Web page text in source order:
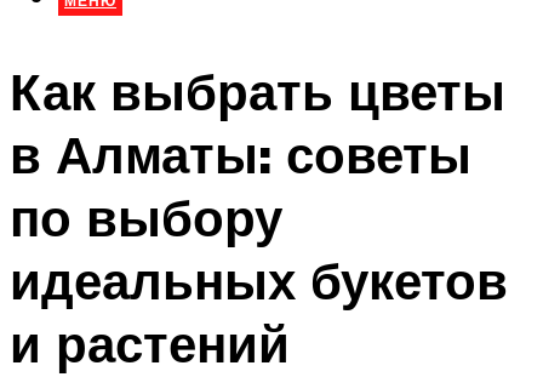
Как выбрать цветы
в Алматы: советы
по выбору
идеальных букетов
и растений